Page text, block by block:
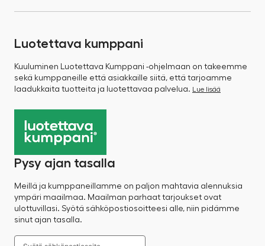
Luotettava kumppani
Kuuluminen Luotettava Kumppani -ohjelmaan on takeemme
sekä kumppaneille että asiakkaille siitä, että tarjoamme
laadukkaita tuotteita ja luotettavaa palvelua. Lue lisää
Pysy ajan tasalla
Meillä ja kumppaneillamme on paljon mahtavia alennuksia
ympäri maailmaa. Maailman parhaat tarjoukset ovat
ulottuvillasi. Syötä sähköpostiosoitteesi alle, niin pidämme
sinut ajan tasalla.